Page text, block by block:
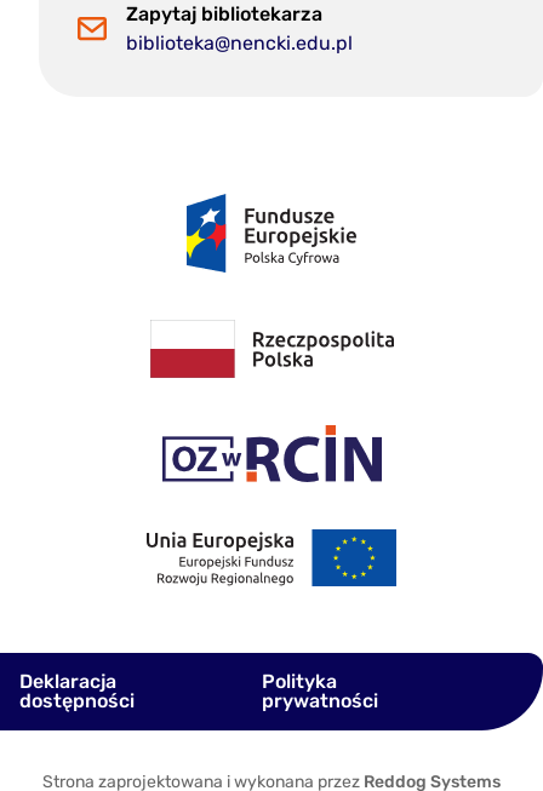
Zapytaj bibliotekarza
biblioteka@nencki.edu.pl
Deklaracja
dostępności
Polityka
prywatności
Strona zaprojektowana i wykonana przez Reddog Systems